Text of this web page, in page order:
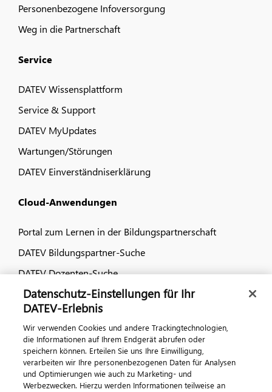
Personenbezogene Infoversorgung
Weg in die Partnerschaft
Service
DATEV Wissensplattform
Service & Support
DATEV MyUpdates
Wartungen/Störungen
DATEV Einverständniserklärung
Cloud-Anwendungen
Portal zum Lernen in der Bildungspartnerschaft
DATEV Bildungspartner-Suche
DATEV Dozenten-Suche
Dialog & Medien
Veranstaltungen
DATEV magazin
DATEV-Community
Datenschutz-Einstellungen für Ihr
DATEV-Erlebnis
Wir verwenden Cookies und andere Trackingtechnologien,
die Informationen auf Ihrem Endgerät abrufen oder
speichern können. Erteilen Sie uns Ihre Einwilligung,
verarbeiten wir Ihre personenbezogenen Daten für Analysen
und Optimierungen wie auch zu Marketing- und
Werbezwecken. Hierzu werden Informationen teilweise an